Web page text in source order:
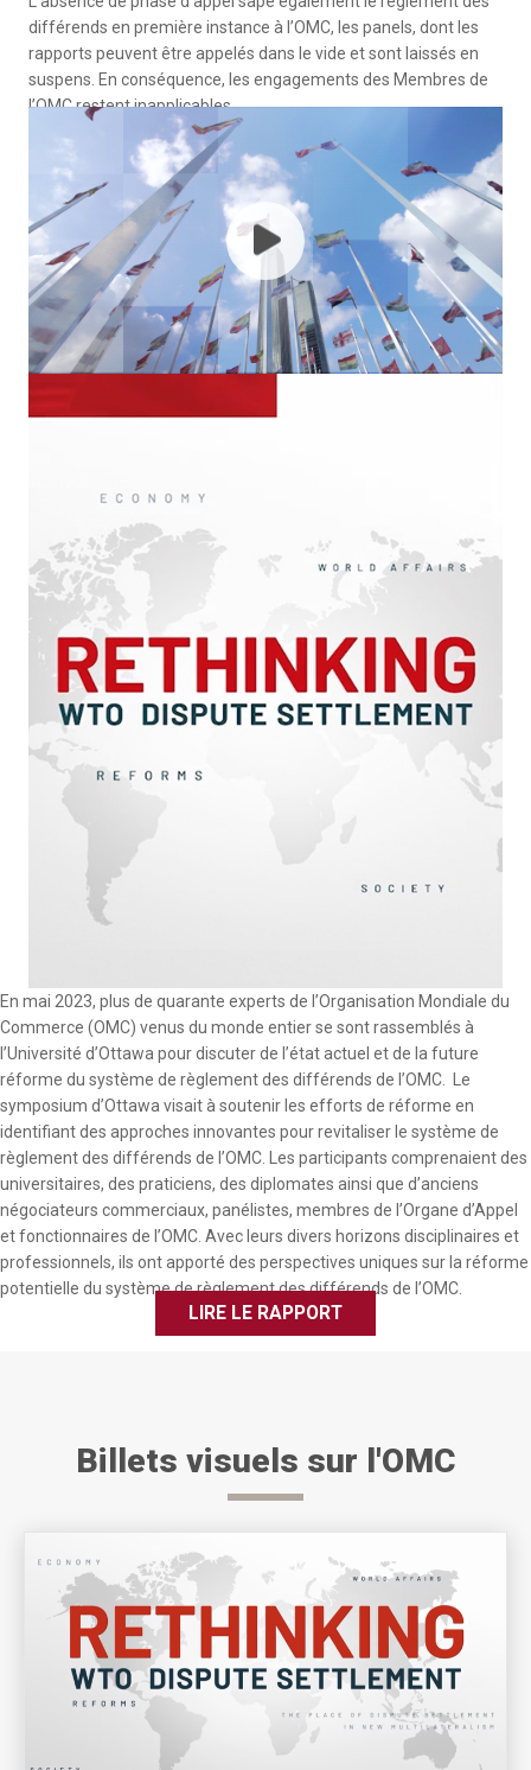
différends en première instance à l’OMC, les panels, dont les
rapports peuvent être appelés dans le vide et sont laissés en
suspens. En conséquence, les engagements des Membres de
l’OMC restent inapplicables.
Play the video
En mai 2023, plus de quarante experts de l’Organisation Mondiale du
Commerce (OMC) venus du monde entier se sont rassemblés à
l’Université d’Ottawa pour discuter de l’état actuel et de la future
réforme du système de règlement des différends de l’OMC. Le
symposium d’Ottawa visait à soutenir les efforts de réforme en
identifiant des approches innovantes pour revitaliser le système de
règlement des différends de l’OMC. Les participants comprenaient des
universitaires, des praticiens, des diplomates ainsi que d’anciens
négociateurs commerciaux, panélistes, membres de l’Organe d’Appel
et fonctionnaires de l’OMC. Avec leurs divers horizons disciplinaires et
professionnels, ils ont apporté des perspectives uniques sur la réforme
potentielle du système de règlement des différends de l’OMC.
LIRE LE RAPPORT
Billets visuels sur l'OMC